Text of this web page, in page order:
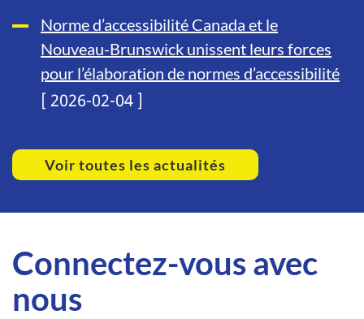
Norme d’accessibilité Canada et le
Nouveau-Brunswick unissent leurs forces
pour l’élaboration de normes d’accessibilité
[ 2026-02-04 ]
Voir toutes les actualités
Connectez-vous avec
nous